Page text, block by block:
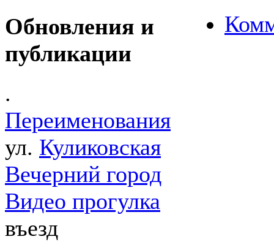
Обновления и
публикации
.
Переименования
ул. Куликовская
Вечерний город
Видео прогулка
въезд